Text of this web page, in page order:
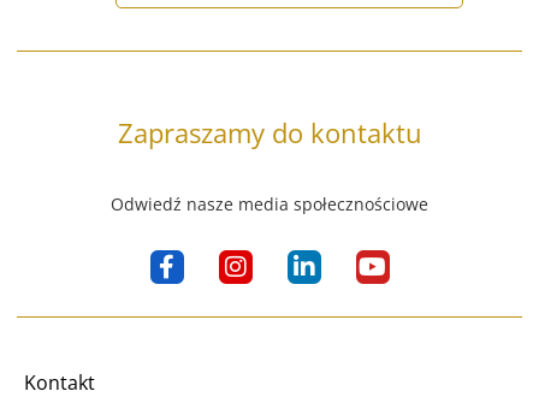
Zapraszamy do kontaktu
Odwiedź nasze media społecznościowe
F
a
c
I
n
s
L
i
n
Y
o
u
Kontakt